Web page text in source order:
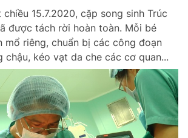
15.7.2020, cặp song sinh Trúc
được tách rời hoàn toàn. Mỗi bé
mổ riêng, chuẩn bị các công đoạn
chậu, kéo vạt da che các cơ quan...